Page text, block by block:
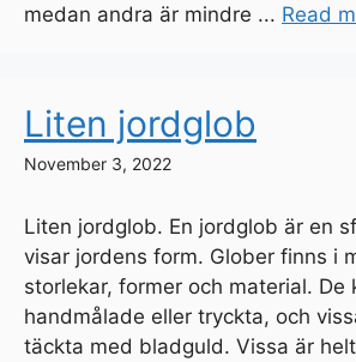
medan andra är mindre ... Read
Liten jordglob
November 3, 2022
Liten jordglob. En jordglob är en
visar jordens form. Glober finns i
storlekar, former och material. De
handmålade eller tryckta, och
täckta med bladguld. Vissa är